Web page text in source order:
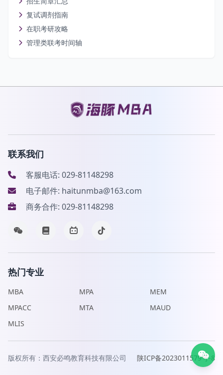
复试调剂指南
在职考研攻略
管理类联考时间轴
联系我们
客服电话: 029-81148298
电子邮件: haitunmba@163.com
商务合作: 029-81148298
热门专业
MBA MPA
MEM
MPACC
MTA
MAUD
MLIS
版权所有：西安必鸣教育科技有限公司 陕ICP备2023011579号-8